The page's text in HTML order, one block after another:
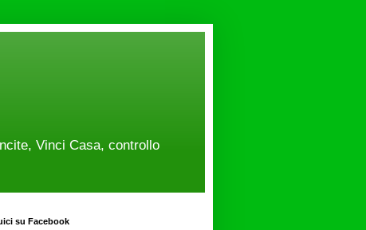
Vinci Casa, controllo
su Facebook